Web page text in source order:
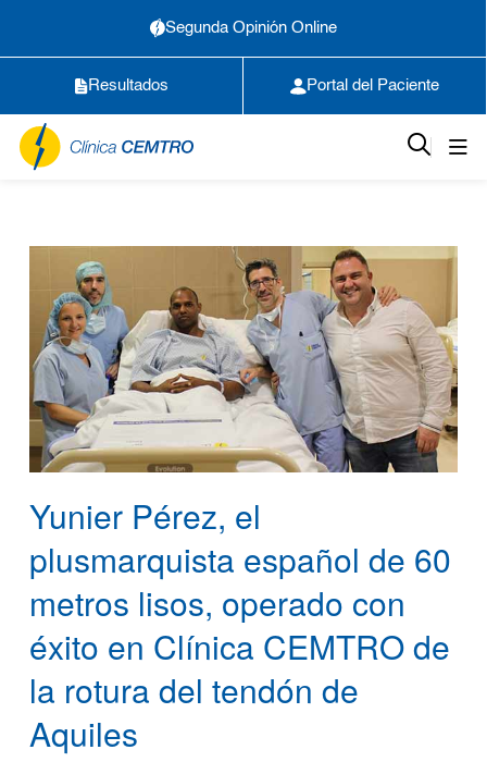
Segunda Opinión Online
Resultados Portal del Paciente
Yunier Pérez, el
plusmarquista español de 60
metros lisos, operado con
éxito en Clínica CEMTRO de
la rotura del tendón de
Aquiles